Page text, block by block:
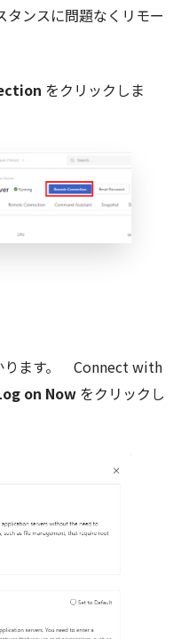
タンスに問題なくリモー
をクリックしま
ります。 Connect with
on Now をクリックし